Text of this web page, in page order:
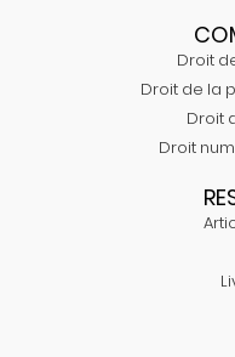
Droit
Droit de la
Droit
Droit